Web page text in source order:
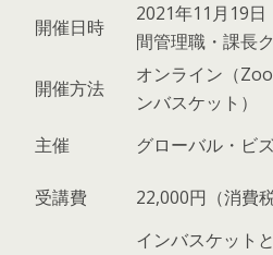
開催日時
2021年11月19日
間管理職・課長ク
開催方法
オンライン（
ンバスケット）
主催
グローバル・ビ
受講費 22,000円（消費
インバスケット